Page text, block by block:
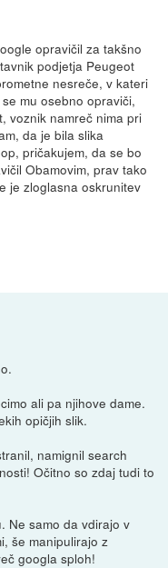
opravičil za takšno
podjetja Peugeot
nesreče, v kateri
mu osebno opraviči,
voznik namreč nima pri
da je bila slika
pričakujem, da se bo
Obamovim, prav tako
je zloglasna oskrunitev
ali pa njihove dame.
opičjih slik.
namignil search
Očitno so zdaj tudi to
Ne samo da vdirajo v
še manipulirajo z
googla sploh!